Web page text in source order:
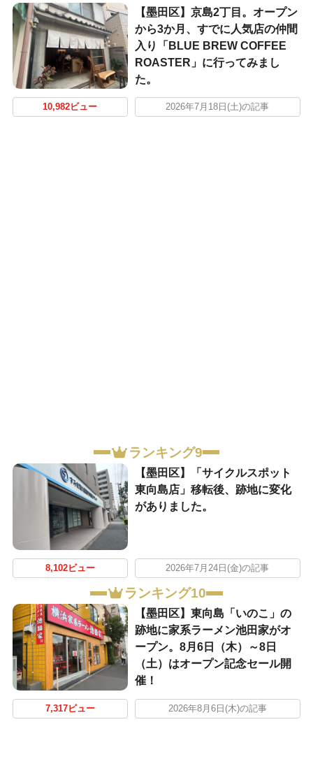
【墨田区】京島2丁目。オープン
から3か月、すでに人気店の仲間
入り「BLUE BREW COFFEE
ROASTER」に行ってみまし
た。
10,982ビュー 2026年7月18日(土)の記事
ランキング9
【墨田区】「サイクルスポット
東向島店」移転後、跡地に変化
がありました。
8,102ビュー 2026年7月24日(金)の記事
ランキング10
【墨田区】東向島「いのこ」の
跡地に家系ラーメン池田家がオ
ープン。8月6日（木）～8日
（土）はオープン記念セール開
催！
7,317ビュー 2026年8月6日(木)の記事